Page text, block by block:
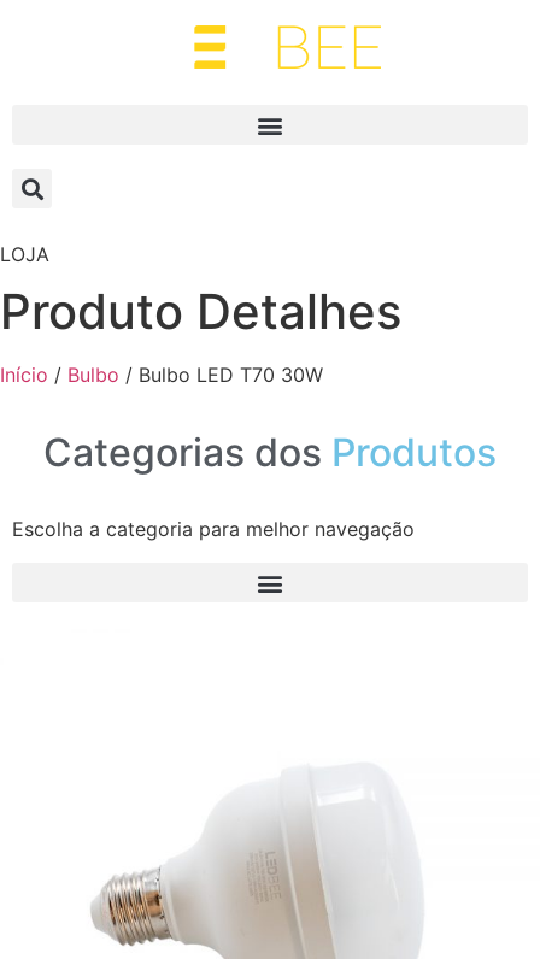
LOJA
Produto Detalhes
Início / Bulbo / Bulbo LED T70 30W
Categorias dos Produtos
Escolha a categoria para melhor navegação